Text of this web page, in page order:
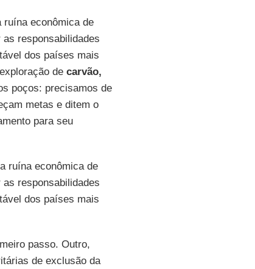
econômica de
responsabilidades
dos países mais
de carvão,
poços: precisamos de
metas e ditem o
para seu
ruína econômica de
responsabilidades
dos países mais
passo. Outro,
de exclusão da